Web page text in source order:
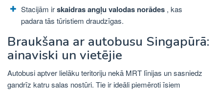
Stacijām irskaidras angļu valodas norādes , kas
padara tās tūristiem draudzīgas.
Braukšana ar autobusu Singapūrā:
ainaviski un vietējie
Autobusi aptver lielāku teritoriju nekā MRT līnijas un sasniedz
gandrīz katru salas nostūri. Tie ir ideāli piemēroti īsiem